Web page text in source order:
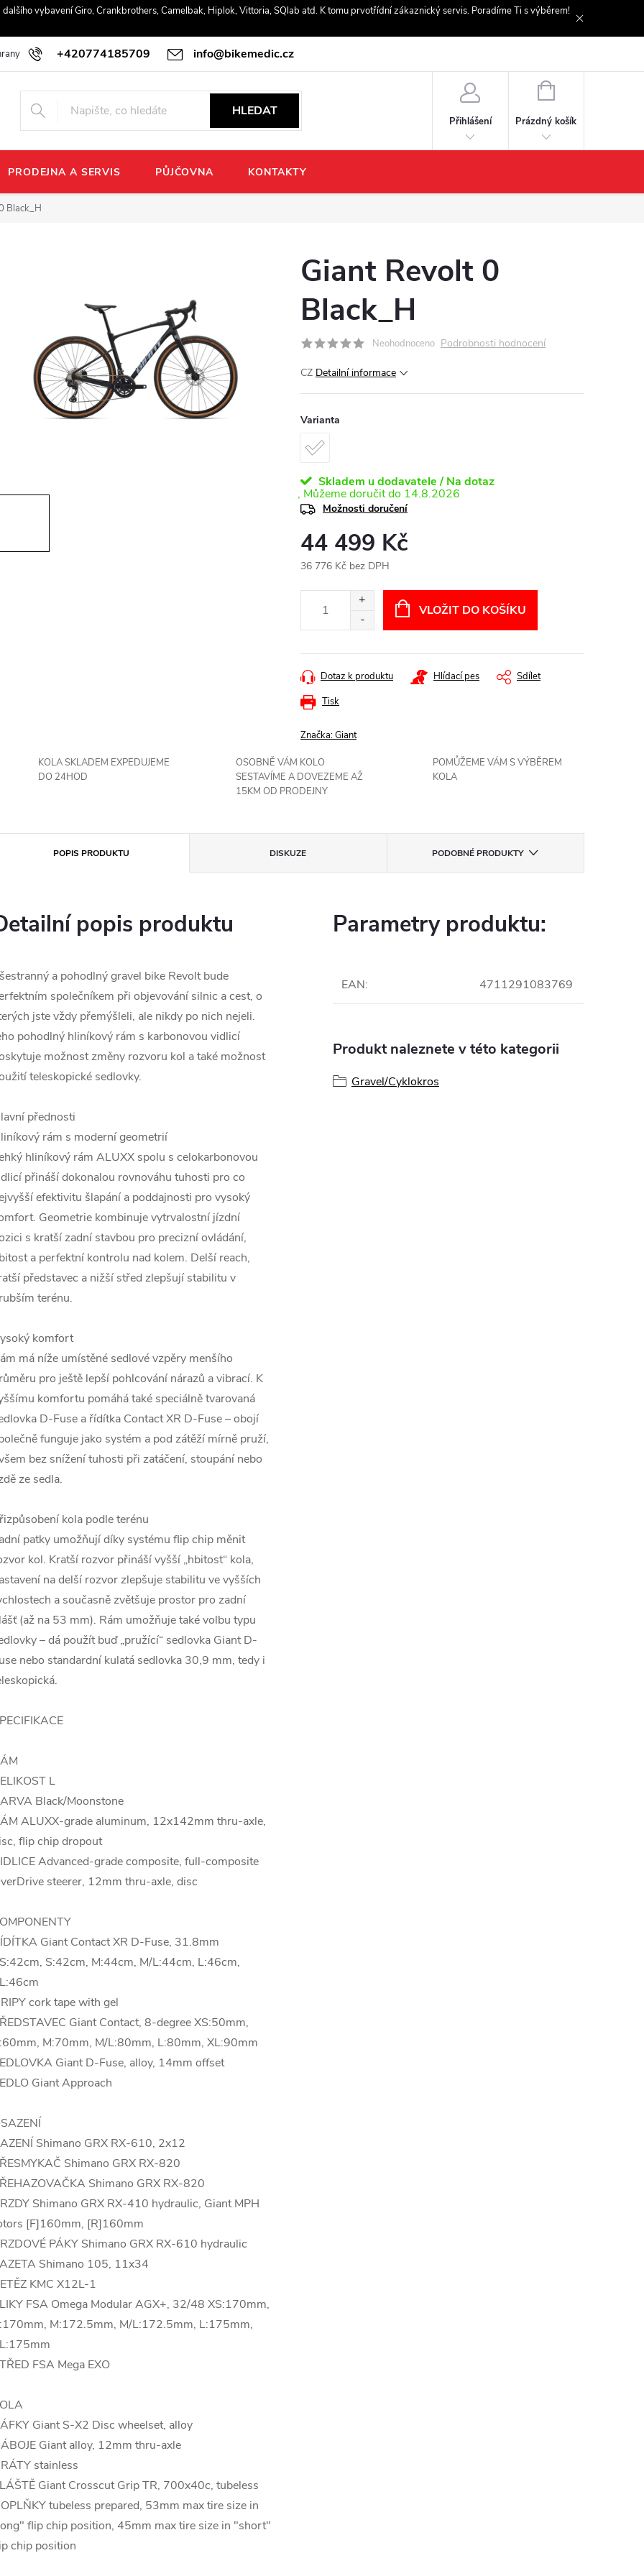
vybavení Giro, Crankbrothers, Camelbak, Hiplok, Vittoria, SQlab atd. K tomu prvotřídní zákaznický servis. Poradíme Ti s výběrem!
+420774185709 info@bikemedic.cz
osobních údajů
HLEDAT
Přihlášení
NÁKUPNÍ
Prázdný košík
PRODEJNA A SERVIS PŮJČOVNA KONTAKTY
Black_H
Giant Revolt 0
Black_H
Neohodnoceno Podrobnosti hodnocení
CZ Detailní informace
Varianta
Skladem u dodavatele / Na dotaz
14.8.2026
Možnosti doručení
44 499 Kč
36 776 Kč bez DPH
VLOŽIT DO KOŠÍKU
Tisk
Dotaz k produktu Hlídací pes Sdílet
Značka:Giant
KOLA SKLADEM EXPEDUJEME
DO 24HOD
OSOBNĚ VÁM KOLO
SESTAVÍME A DOVEZEME AŽ
15KM OD PRODEJNY
POMŮŽEME VÁM S VÝBĚREM
KOLA
POPIS PRODUKTU DISKUZE PODOBNÉ PRODUKTY
popis produktu
a pohodlný gravel bike Revolt bude
společníkem při objevování silnic a cest, o
jste vždy přemýšleli, ale nikdy po nich nejeli.
pohodlný hliníkový rám s karbonovou vidlicí
možnost změny rozvoru kol a také možnost
teleskopické sedlovky.
přednosti
rám s moderní geometrií
hliníkový rám ALUXX spolu s celokarbonovou
přináší dokonalou rovnováhu tuhosti pro co
efektivitu šlapání a poddajnosti pro vysoký
Geometrie kombinuje vytrvalostní jízdní
s kratší zadní stavbou pro precizní ovládání,
a perfektní kontrolu nad kolem. Delší reach,
představec a nižší střed zlepšují stabilitu v
terénu.
komfort
má níže umístěné sedlové vzpěry menšího
pro ještě lepší pohlcování nárazů a vibrací. K
komfortu pomáhá také speciálně tvarovaná
D-Fuse a řídítka Contact XR D-Fuse – obojí
funguje jako systém a pod zátěží mírně pruží,
bez snížení tuhosti při zatáčení, stoupání nebo
ze sedla.
kola podle terénu
patky umožňují díky systému flip chip měnit
kol. Kratší rozvor přináší vyšší „hbitost“ kola,
na delší rozvor zlepšuje stabilitu ve vyšších
a současně zvětšuje prostor pro zadní
(až na 53 mm). Rám umožňuje také volbu typu
– dá použít buď „pružící“ sedlovka Giant D-
nebo standardní kulatá sedlovka 30,9 mm, tedy i
L
Black/Moonstone
ALUXX-grade aluminum, 12x142mm thru-axle,
flip chip dropout
Advanced-grade composite, full-composite
steerer, 12mm thru-axle, disc
Giant Contact XR D-Fuse, 31.8mm
S:42cm, M:44cm, M/L:44cm, L:46cm,
cork tape with gel
Giant Contact, 8-degree XS:50mm,
M:70mm, M/L:80mm, L:80mm, XL:90mm
Giant D-Fuse, alloy, 14mm offset
Giant Approach
Shimano GRX RX-610, 2x12
Shimano GRX RX-820
Shimano GRX RX-820
Shimano GRX RX-410 hydraulic, Giant MPH
[F]160mm, [R]160mm
PÁKY Shimano GRX RX-610 hydraulic
Shimano 105, 11x34
KMC X12L-1
FSA Omega Modular AGX+, 32/48 XS:170mm,
M:172.5mm, M/L:172.5mm, L:175mm,
FSA Mega EXO
Giant S-X2 Disc wheelset, alloy
Giant alloy, 12mm thru-axle
stainless
Giant Crosscut Grip TR, 700x40c, tubeless
tubeless prepared, 53mm max tire size in
flip chip position, 45mm max tire size in "short"
chip position
Parametry produktu:
EAN: 4711291083769
Produkt naleznete v této kategorii
Gravel/Cyklokros